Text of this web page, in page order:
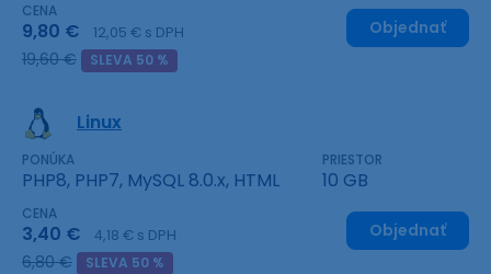
CENA
9,80 € 12,05 € s DPH
19,60 € SLEVA 50 %
Objednať
Linux
PONÚKA
PHP8, PHP7, MySQL 8.0.x, HTML
PRIESTOR
10 GB
CENA
3,40 € 4,18 € s DPH
6,80 € SLEVA 50 %
Objednať